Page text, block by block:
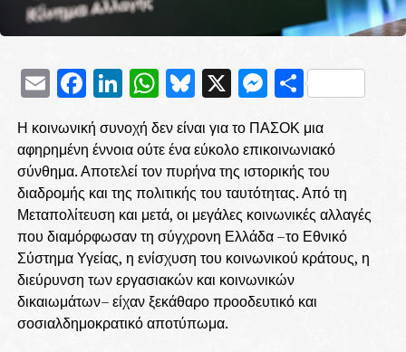
EmailFacebook
LinkedIn
WhatsApp
Bluesky
X
Η κοινωνική συνοχή δεν είναι για το ΠΑΣΟΚ μια
αφηρημένη έννοια ούτε ένα εύκολο επικοινωνιακό
σύνθημα. Αποτελεί τον πυρήνα της ιστορικής του
διαδρομής και της πολιτικής του ταυτότητας. Από τη
Μεταπολίτευση και μετά, οι μεγάλες κοινωνικές αλλαγές
που διαμόρφωσαν τη σύγχρονη Ελλάδα –το Εθνικό
Σύστημα Υγείας, η ενίσχυση του κοινωνικού κράτους, η
διεύρυνση των εργασιακών και κοινωνικών
δικαιωμάτων– είχαν ξεκάθαρο προοδευτικό και
σοσιαλδημοκρατικό αποτύπωμα.